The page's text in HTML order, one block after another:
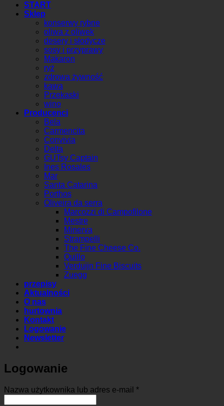
START
Sklep
konserwy rybne
oliwa z oliwek
desery i słodycze
sosy i przyprawy
Makaron
ryż
zdrowa żywność
kawa
Przekaski
wino
Producenci
Bela
Carmencita
Convivia
Delta
GUTsy Captain
Ines Rosales
Mar
Santa Catarina
Porthos
Oliveira da serra
Marcozzi di Campofilone
Mestre
Minerva
Strampelli
The Fine Cheese Co.
Quillo
Verduijn Fine Biscuits
Zuegg
przepisy
Aktualności
O nas
hurtownia
Kontakt
Logowanie
Newsletter
Logowanie
Nazwa użytkownika lub adres e-mail *Wymagane